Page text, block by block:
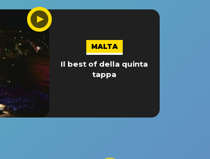
MALTA
Il best of della quinta
tappa